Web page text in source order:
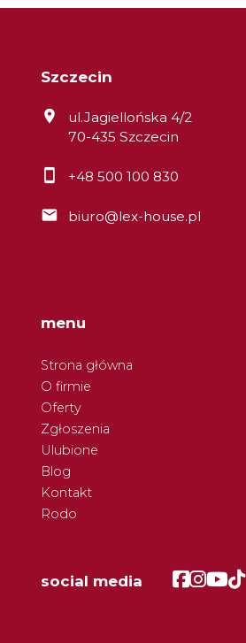
Szczecin
ul.Jagiellońska 4/2
70-435 Szczecin
+48 500 100 830
biuro@lex-house.pl
menu
Strona główna
O firmie
Oferty
Zgłoszenia
Ulubione
Blog
Kontakt
Rodo
social media Facebook